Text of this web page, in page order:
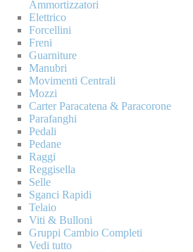
Ammortizzatori
Elettrico
Forcellini
Freni
Guarniture
Manubri
Movimenti Centrali
Mozzi
Carter Paracatena & Paracorone
Parafanghi
Pedali
Pedane
Raggi
Reggisella
Selle
Sganci Rapidi
Telaio
Viti & Bulloni
Gruppi Cambio Completi
Vedi tutto